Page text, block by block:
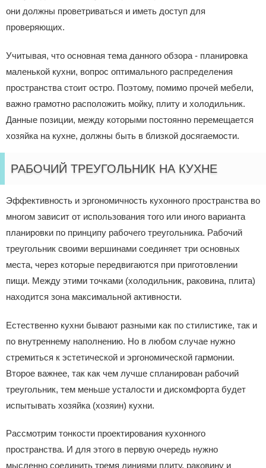
они должны проветриваться и иметь доступ для
проверяющих.
Учитывая, что основная тема данного обзора - планировка
маленькой кухни, вопрос оптимального распределения
пространства стоит остро. Поэтому, помимо прочей мебели,
важно грамотно расположить мойку, плиту и холодильник.
Данные позиции, между которыми постоянно перемещается
хозяйка на кухне, должны быть в близкой досягаемости.
РАБОЧИЙ ТРЕУГОЛЬНИК НА КУХНЕ
Эффективность и эргономичность кухонного пространства во
многом зависит от использования того или иного варианта
планировки по принципу рабочего треугольника. Рабочий
треугольник своими вершинами соединяет три основных
места, через которые передвигаются при приготовлении
пищи. Между этими точками (холодильник, раковина, плита)
находится зона максимальной активности.
Естественно кухни бывают разными как по стилистике, так и
по внутреннему наполнению. Но в любом случае нужно
стремиться к эстетической и эргономической гармонии.
Второе важнее, так как чем лучше спланирован рабочий
треугольник, тем меньше усталости и дискомфорта будет
испытывать хозяйка (хозяин) кухни.
Рассмотрим тонкости проектирования кухонного
пространства. И для этого в первую очередь нужно
мысленно соединить тремя линиями плиту, раковину и